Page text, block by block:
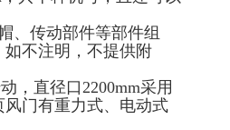
、传动部件等部件组
不注明，不提供附
，直径口2200mm采用
门有重力式、电动式